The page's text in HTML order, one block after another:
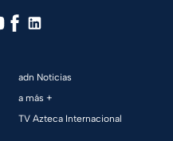
adn Noticias
a más +
TV Azteca Internacional